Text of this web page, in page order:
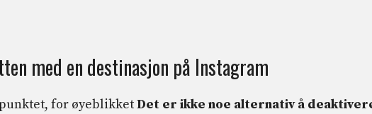
med en destinasjon på Instagram
for øyeblikketDet er ikke noe alternativ å